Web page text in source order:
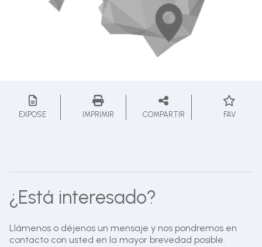
EXPOSE IMPRIMIR COMPARTIR FAV
¿Está interesado?
Llámenos o déjenos un mensaje y nos pondremos en
contacto con usted en la mayor brevedad posible.